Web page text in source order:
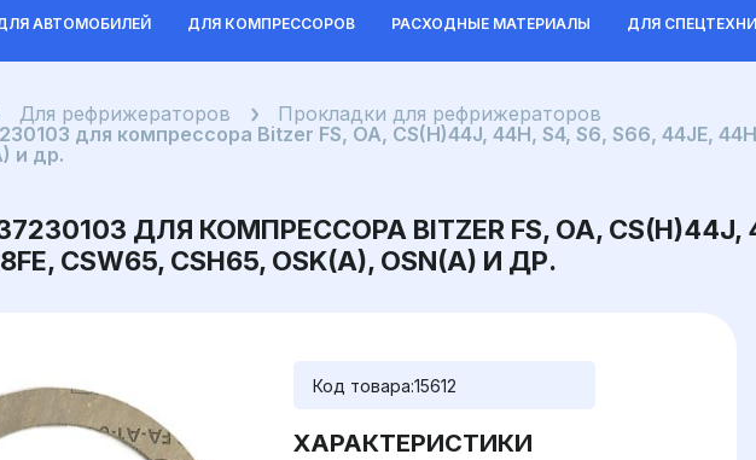
АВТОМОБИЛЕЙ ДЛЯ КОМПРЕССОРОВ РАСХОДНЫЕ МАТЕРИАЛЫ ДЛЯ
Для рефрижераторов
Прокладки для рефрижераторов
для компрессора Bitzer FS, OA, CS(H)44J, 44H, S4, S6, S66, 44JE,
и др.
ДЛЯ КОМПРЕССОРА BITZER FS, OA, CS(H)44J,
CSW65, CSH65, OSK(A), OSN(A) И ДР.
Код товара:15612
ХАРАКТЕРИСТИКИ